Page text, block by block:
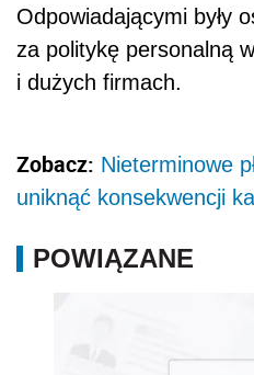
Odpowiadającymi były
za politykę personalną
i dużych firmach.
Zobacz: Nieterminowe
uniknąć konsekwencji
POWIĄZANE